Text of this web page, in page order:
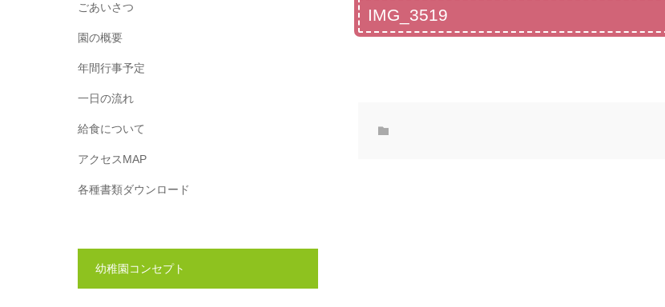
IMG_3519
ごあいさつ
園の概要
年間行事予定
一日の流れ
給食について
アクセスMAP
各種書類ダウンロード
幼稚園コンセプト